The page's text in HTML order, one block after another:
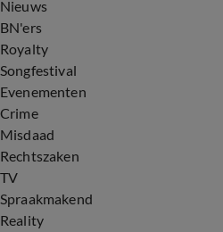
Nieuws
BN'ers
Royalty
Songfestival
Evenementen
Crime
Misdaad
Rechtszaken
TV
Spraakmakend
Reality